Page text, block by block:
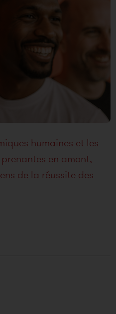
humaines et les
en amont,
de la réussite des